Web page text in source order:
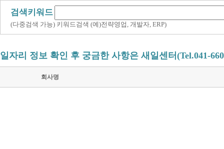
검색키워드
(다중검색 가능) 키워드검색 (예)전략영업, 개발자, ERP)
일자리 정보 확인 후 궁금한 사항은 새일센터(Tel.041-
회사명